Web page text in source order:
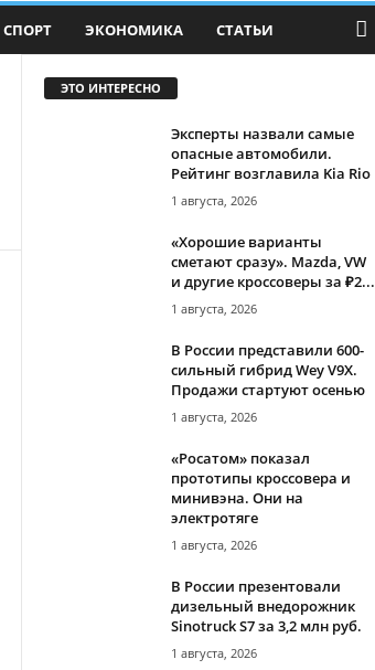
СПОРТ ЭКОНОМИКА СТАТЬИ
ЭТО ИНТЕРЕСНО
Эксперты назвали самые
опасные автомобили.
Рейтинг возглавила Kia Rio
1 августа, 2026
«Хорошие варианты
сметают сразу». Mazda, VW
и другие кроссоверы за ₽2...
1 августа, 2026
В России представили 600-
сильный гибрид Wey V9X.
Продажи стартуют осенью
1 августа, 2026
«Росатом» показал
прототипы кроссовера и
минивэна. Они на
электротяге
1 августа, 2026
В России презентовали
дизельный внедорожник
Sinotruck S7 за 3,2 млн руб.
1 августа, 2026